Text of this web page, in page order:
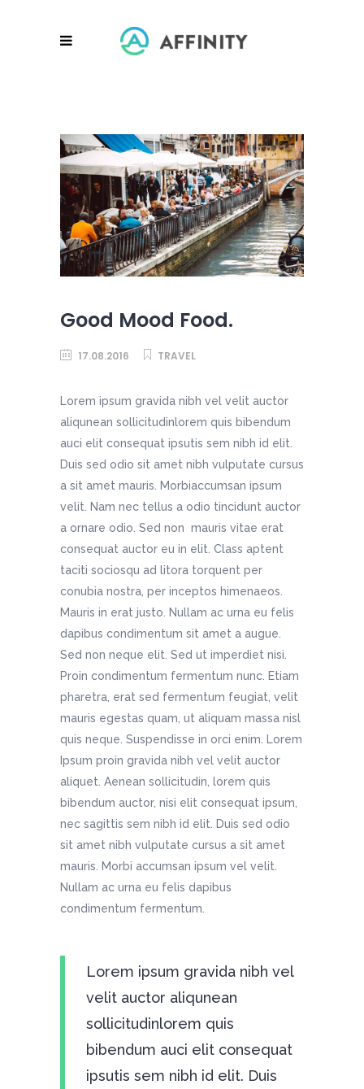
Good Mood Food.
17.08.2016 TRAVEL
Lorem ipsum gravida nibh vel velit auctor
aliqunean sollicitudinlorem quis bibendum
auci elit consequat ipsutis sem nibh id elit.
Duis sed odio sit amet nibh vulputate cursus
a sit amet mauris. Morbiaccumsan ipsum
velit. Nam nec tellus a odio tincidunt auctor
a ornare odio. Sed non mauris vitae erat
consequat auctor eu in elit. Class aptent
taciti sociosqu ad litora torquent per
conubia nostra, per inceptos himenaeos.
Mauris in erat justo. Nullam ac urna eu felis
dapibus condimentum sit amet a augue.
Sed non neque elit. Sed ut imperdiet nisi.
Proin condimentum fermentum nunc. Etiam
pharetra, erat sed fermentum feugiat, velit
mauris egestas quam, ut aliquam massa nisl
quis neque. Suspendisse in orci enim. Lorem
Ipsum proin gravida nibh vel velit auctor
aliquet. Aenean sollicitudin, lorem quis
bibendum auctor, nisi elit consequat ipsum,
nec sagittis sem nibh id elit. Duis sed odio
sit amet nibh vulputate cursus a sit amet
mauris. Morbi accumsan ipsum vel velit.
Nullam ac urna eu felis dapibus
condimentum fermentum.
Lorem ipsum gravida nibh vel
velit auctor aliqunean
sollicitudinlorem quis
bibendum auci elit consequat
ipsutis sem nibh id elit. Duis